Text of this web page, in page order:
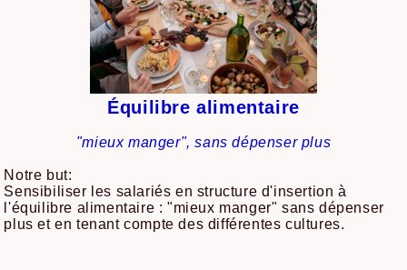
Équilibre alimentaire
"mieux manger", sans dépenser plus
Notre but:
Sensibiliser les salariés en structure d'insertion à
l'équilibre alimentaire : "mieux manger" sans dépenser
plus et en tenant compte des différentes cultures.